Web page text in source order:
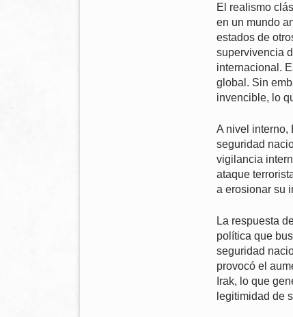
El realismo
en un mundo
estados de
supervivencia
internacional.
global. Sin
invencible, lo
A nivel interno,
seguridad
vigilancia
ataque
a erosionar su
La respuesta
política que
seguridad
provocó el
Irak, lo que
legitimidad de